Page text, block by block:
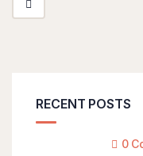
RECENT POSTS
0